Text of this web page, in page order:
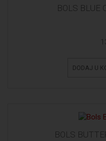
BOLS BLUE
DODAJ U
BOLS